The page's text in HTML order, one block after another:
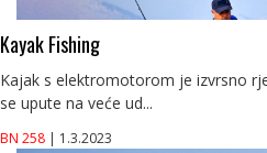
Kayak Fishing
Kajak s elektromotorom je izvrsno
se upute na veće ud...
BN 258 | 1.3.2023